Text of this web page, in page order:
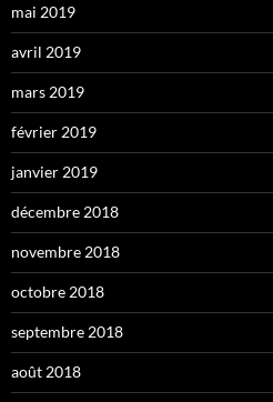
mai 2019
avril 2019
mars 2019
février 2019
janvier 2019
décembre 2018
novembre 2018
octobre 2018
septembre 2018
août 2018